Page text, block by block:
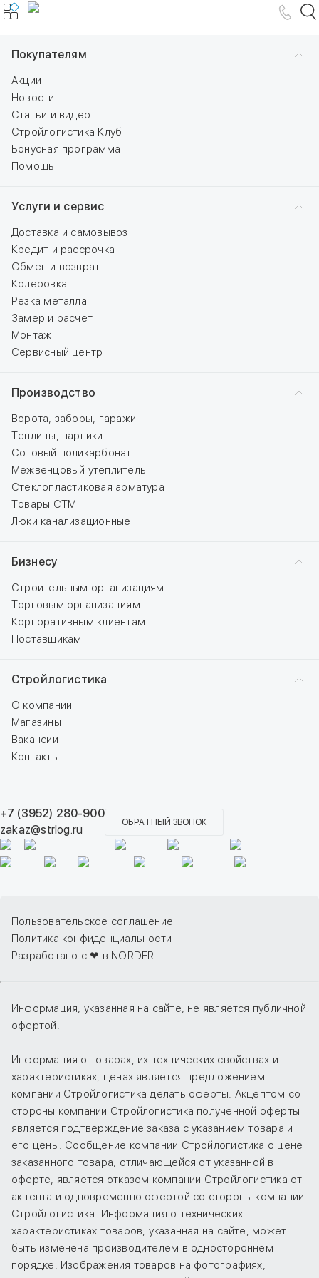
Покупателям
Акции
Новости
Статьи и видео
Стройлогистика Клуб
Бонусная программа
Помощь
Услуги и сервис
Доставка и самовывоз
Кредит и рассрочка
Обмен и возврат
Колеровка
Резка металла
Замер и расчет
Монтаж
Сервисный центр
Производство
Ворота, заборы, гаражи
Теплицы, парники
Сотовый поликарбонат
Межвенцовый утеплитель
Стеклопластиковая арматура
Товары СТМ
Люки канализационные
Бизнесу
Строительным организациям
Торговым организациям
Корпоративным клиентам
Поставщикам
Стройлогистика
О компании
Магазины
Вакансии
Контакты
+7 (3952) 280-900
zakaz@strlog.ru
ОБРАТНЫЙ ЗВОНОК
Пользовательское соглашение
Политика конфиденциальности
Разработано с ❤ в NORDER
Информация, указанная на сайте, не является публичной
офертой.
Информация о товарах, их технических свойствах и
характеристиках, ценах является предложением
компании Стройлогистика делать оферты. Акцептом со
стороны компании Стройлогистика полученной оферты
является подтверждение заказа с указанием товара и
его цены. Сообщение компании Стройлогистика о цене
заказанного товара, отличающейся от указанной в
оферте, является отказом компании Стройлогистика от
акцепта и одновременно офертой со стороны компании
Стройлогистика. Информация о технических
характеристиках товаров, указанная на сайте, может
быть изменена производителем в одностороннем
порядке. Изображения товаров на фотографиях,